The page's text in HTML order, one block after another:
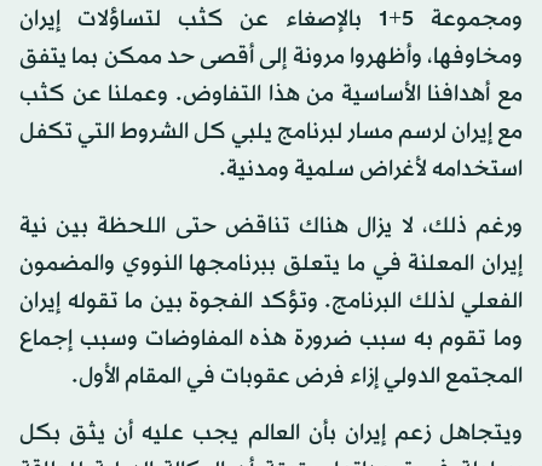
ومجموعة 5+1 بالإصغاء عن كثب لتساؤلات إيران
ومخاوفها، وأظهروا مرونة إلى أقصى حد ممكن بما يتفق
مع أهدافنا الأساسية من هذا التفاوض. وعملنا عن كثب
مع إيران لرسم مسار لبرنامج يلبي كل الشروط التي تكفل
استخدامه لأغراض سلمية ومدنية.
ورغم ذلك، لا يزال هناك تناقض حتى اللحظة بين نية
إيران المعلنة في ما يتعلق ببرنامجها النووي والمضمون
الفعلي لذلك البرنامج. وتؤكد الفجوة بين ما تقوله إيران
وما تقوم به سبب ضرورة هذه المفاوضات وسبب إجماع
المجتمع الدولي إزاء فرض عقوبات في المقام الأول.
ويتجاهل زعم إيران بأن العالم يجب عليه أن يثق بكل